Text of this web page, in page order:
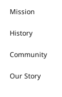
Mission
History
Community
Our Story